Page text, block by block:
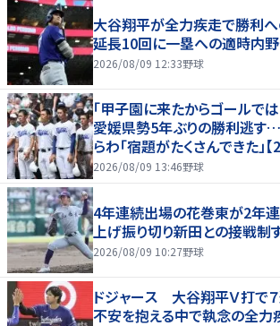
大谷翔平が全力疾走で勝利へ
延長10回に一塁への適時内
2026/08/09 12:33野球
「甲子園に来たからゴールで
愛媛県勢5年ぶりの勝利逃す
らわ「宿題がたくさんできた」
2026/08/09 13:46野球
4年連続出場の花巻東が2年
上げ振り切り新田との接戦制
2026/08/09 10:27野球
ドジャース 大谷翔平Ｖ打で
不安を抱える中で執念の全